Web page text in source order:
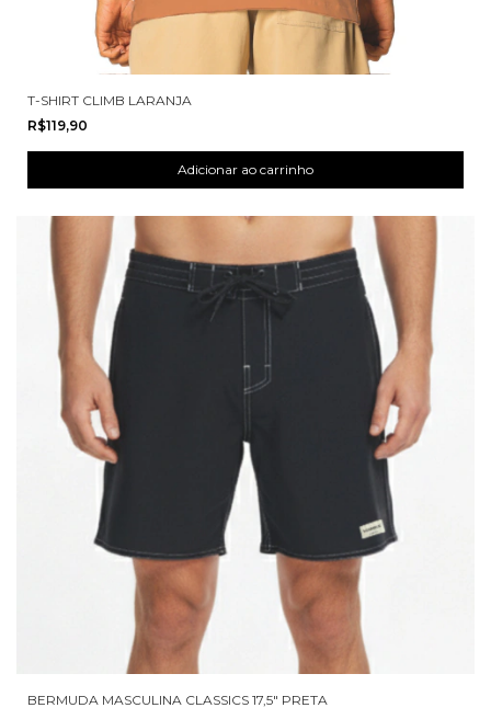
T-SHIRT CLIMB LARANJA
R$119,90
BERMUDA MASCULINA CLASSICS 17,5" PRETA